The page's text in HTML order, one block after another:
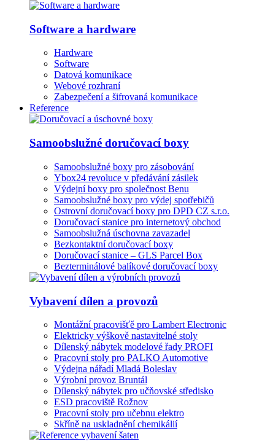
Software a hardware
Hardware
Software
Datová komunikace
Webové rozhraní
Zabezpečení a šifrovaná komunikace
Reference
Samoobslužné doručovací boxy
Samoobslužné boxy pro zásobování
Ybox24 revoluce v předávání zásilek
Výdejní boxy pro společnost Benu
Samoobslužné boxy pro výdej spotřebičů
Ostrovní doručovací boxy pro DPD CZ s.r.o.
Doručovací stanice pro internetový obchod
Samoobslužná úschovna zavazadel
Bezkontaktní doručovací boxy
Doručovací stanice – GLS Parcel Box
Bezterminálové balíkové doručovací boxy
Vybavení dílen a provozů
Montážní pracovišťě pro Lambert Electronic
Elektricky výškově nastavitelné stoly
Dílenský nábytek modelové řady PROFI
Pracovní stoly pro PALKO Automotive
Výdejna nářadí Mladá Boleslav
Výrobní provoz Bruntál
Dílenský nábytek pro učňovské středisko
ESD pracoviště Rožnov
Pracovní stoly pro učebnu elektro
Skříně na uskladnění chemikálií